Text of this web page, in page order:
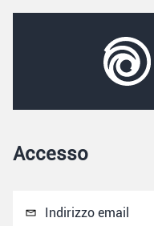
Accesso
Indirizzo email